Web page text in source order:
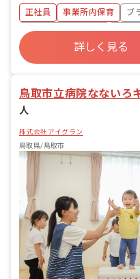
お昼寝、お着替え
します!
正社員 事業所内保育
ブ
ボーナス・賞与あり
社会
福利厚生充実
退職金制度
詳しく見る
鳥取市立病院なないろ
人
株式会社アイグラン
鳥取県/鳥取市